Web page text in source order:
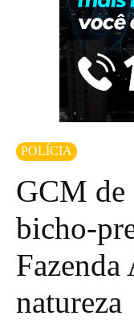
POLÍCIA
GCM de
bicho-
Fazenda
natureza